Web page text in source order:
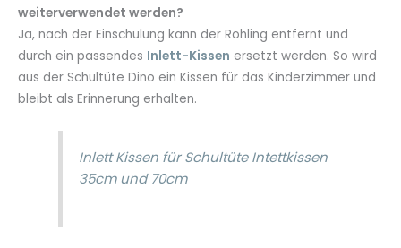
weiterverwendet werden?
Ja, nach der Einschulung kann der Rohling entfernt und
durch ein passendes Inlett-Kissen ersetzt werden. So wird
aus der Schultüte Dino ein Kissen für das Kinderzimmer und
bleibt als Erinnerung erhalten.
Inlett Kissen für Schultüte Intettkissen
35cm und 70cm